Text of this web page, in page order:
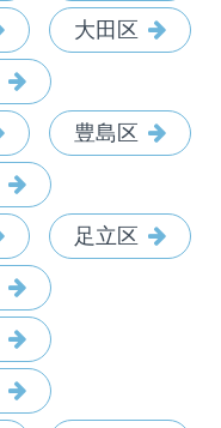
大田区
豊島区
足立区